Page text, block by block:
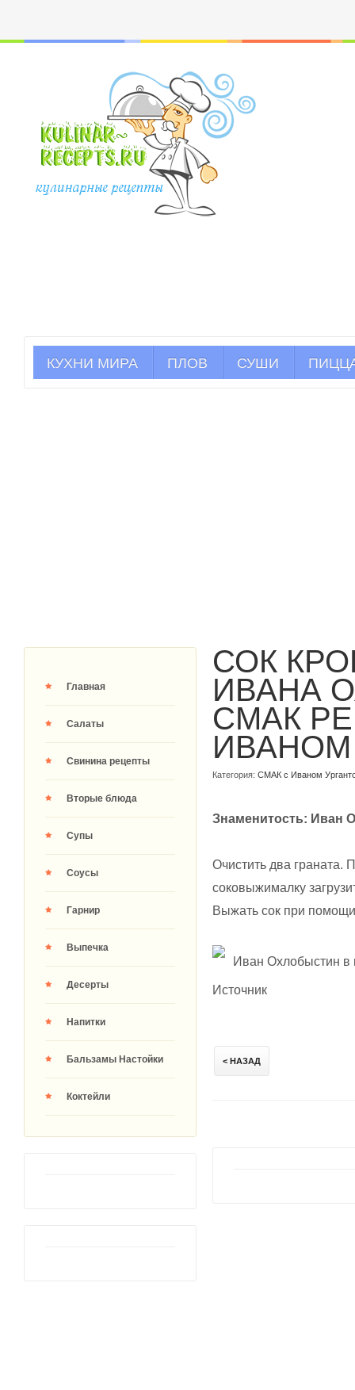
КУХНИ МИРА ПЛОВ СУШИ
Главная
Салаты
Свинина рецепты
Вторые блюда
Супы
Соусы
Гарнир
Выпечка
Десерты
Напитки
Бальзамы Настойки
Коктейли
СОК
ИВАНА
СМАК
ИВАНОМ
Категория: СМАК с Иваном
Знаменитость: Иван
Очистить два граната.
соковыжималку
Выжать сок при
Иван Охлобыстин в
Источник
< НАЗАД